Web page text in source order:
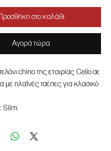
Προσθήκη στο καλάθι
Αγορά τώρα
chino της εταιρίας Celio σε
πλαϊνές τσέπες για κλασικό
Slim